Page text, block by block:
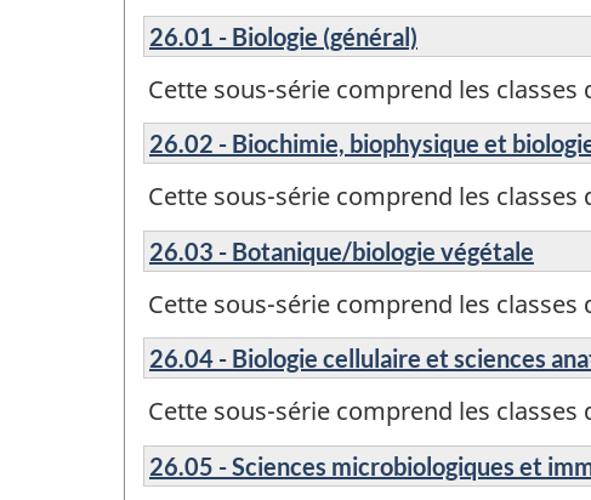
26.01 - Biologie (général)
Cette sous-série comprend les
26.02 - Biochimie, biophysique et
Cette sous-série comprend les
26.03 - Botanique/biologie végétale
Cette sous-série comprend les
26.04 - Biologie cellulaire et sciences
Cette sous-série comprend les
26.05 - Sciences microbiologiques et